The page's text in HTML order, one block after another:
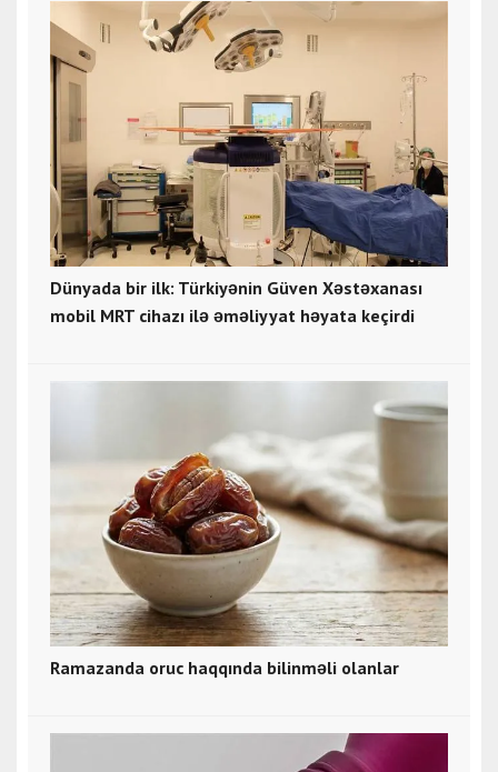
Dünyada bir ilk: Türkiyənin Güven Xəstəxanası
mobil MRT cihazı ilə əməliyyat həyata keçirdi
Ramazanda oruc haqqında bilinməli olanlar